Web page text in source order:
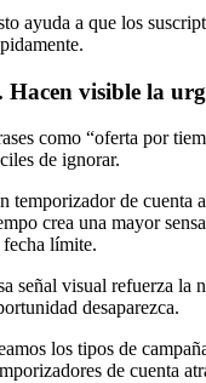
ayuda a que los
Hacen visible la
como “oferta por
de ignorar.
temporizador de cuenta
crea una mayor
fecha límite.
señal visual refuerza la
desaparezca.
los tipos de
de cuenta